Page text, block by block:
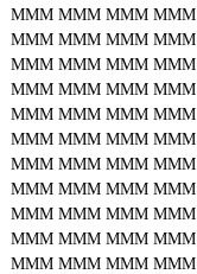
MMM MMM MMM MMM
MMM MMM MMM MMM
MMM MMM MMM MMM
MMM MMM MMM MMM
MMM MMM MMM MMM
MMM MMM MMM MMM
MMM MMM MMM MMM
MMM MMM MMM MMM
MMM MMM MMM MMM
MMM MMM MMM MMM
MMM MMM MMM MMM